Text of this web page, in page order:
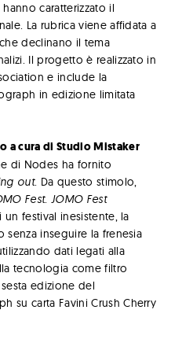
caratterizzato il
La rubrica viene affidata a
declinano il tema
Il progetto è realizzato in
e include la
in edizione limitata
a cura di Studio Mistaker
di Nodes ha fornito
out. Da questo stimolo,
Fest. JOMO Fest
festival inesistente, la
inseguire la frenesia
dati legati alla
tecnologia come filtro
edizione del
su carta Favini Crush Cherry